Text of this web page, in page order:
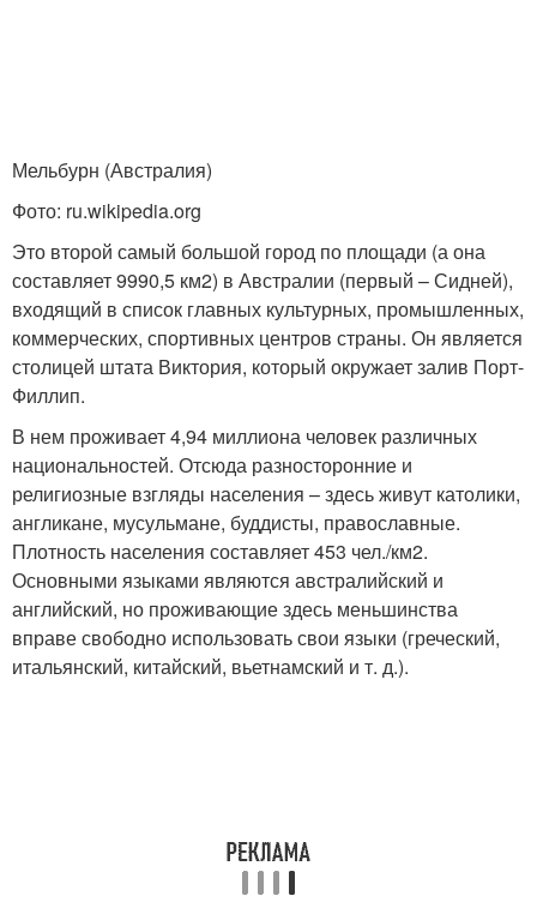
Мельбурн (Австралия)
Фото: ru.wikipedia.org
Это второй самый большой город по площади (а она
составляет 9990,5 км2) в Австралии (первый – Сидней),
входящий в список главных культурных, промышленных,
коммерческих, спортивных центров страны. Он является
столицей штата Виктория, который окружает залив Порт-
Филлип.
В нем проживает 4,94 миллиона человек различных
национальностей. Отсюда разносторонние и
религиозные взгляды населения – здесь живут католики,
англикане, мусульмане, буддисты, православные.
Плотность населения составляет 453 чел./км2.
Основными языками являются австралийский и
английский, но проживающие здесь меньшинства
вправе свободно использовать свои языки (греческий,
итальянский, китайский, вьетнамский и т. д.).